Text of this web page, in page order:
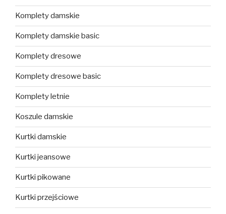
Komplety damskie
Komplety damskie basic
Komplety dresowe
Komplety dresowe basic
Komplety letnie
Koszule damskie
Kurtki damskie
Kurtki jeansowe
Kurtki pikowane
Kurtki przejściowe